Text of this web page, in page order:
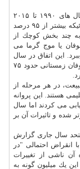
طبق اعلام كارشناسان آمریكایی تنها بین سال های ۱۹۹۰ تا ۲۰۱۵
میلادی یك میلیارد پروانه از بین رفت. از آنجائیكه بیشتر از ۹۵ درصد
چند بخش كوچك از
یا موج گرما می
این اتفاق در سال
۲۰۰۲ میلادی حدودا به وقوع پیوست و یك طوفان زمستانی حدود ۷۵
در هر مرحله از
هستند. این پروانه
می كردند اما سال
شده و تاثیرات آن بر
سال جاری گزارش
انقراض احتمالی "در
ناشی از تغییرات
یك میلیون گونه به